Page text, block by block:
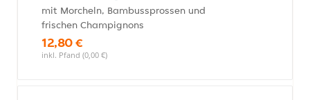
mit Morcheln, Bambussprossen und
frischen Champignons
12,80 €
inkl. Pfand (0,00 €)